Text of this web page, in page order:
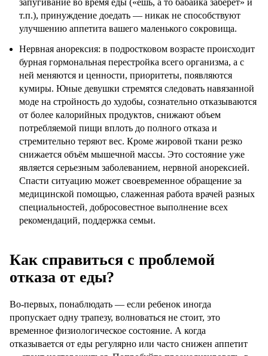
т.п.), принуждение доедать — никак не способствуют
улучшению аппетита вашего маленького сокровища.
Нервная анорексия: в подростковом возрасте происходит
бурная гормональная перестройка всего организма, а с
ней меняются и ценности, приоритеты, появляются
кумиры. Юные девушки стремятся следовать навязанной
моде на стройность до худобы, сознательно отказываются
от более калорийных продуктов, снижают объем
потребляемой пищи вплоть до полного отказа и
стремительно теряют вес. Кроме жировой ткани резко
снижается объём мышечной массы. Это состояние уже
является серьезным заболеванием, нервной анорексией.
Спасти ситуацию может своевременное обращение за
медицинской помощью, слаженная работа врачей разных
специальностей, добросовестное выполнение всех
рекомендаций, поддержка семьи.
Как справиться с проблемой
отказа от еды?
Во-первых, понаблюдать — если ребенок иногда
пропускает одну трапезу, волноваться не стоит, это
временное физиологическое состояние. А когда
отказывается от еды регулярно или часто снижен аппетит